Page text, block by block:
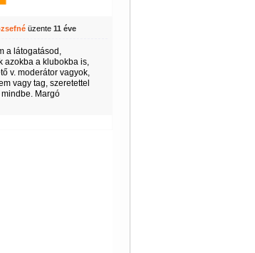
üzente 11 éve
a látogatásod,
azokba a klubokba is,
v. moderátor vagyok,
vagy tag, szeretettel
Margó